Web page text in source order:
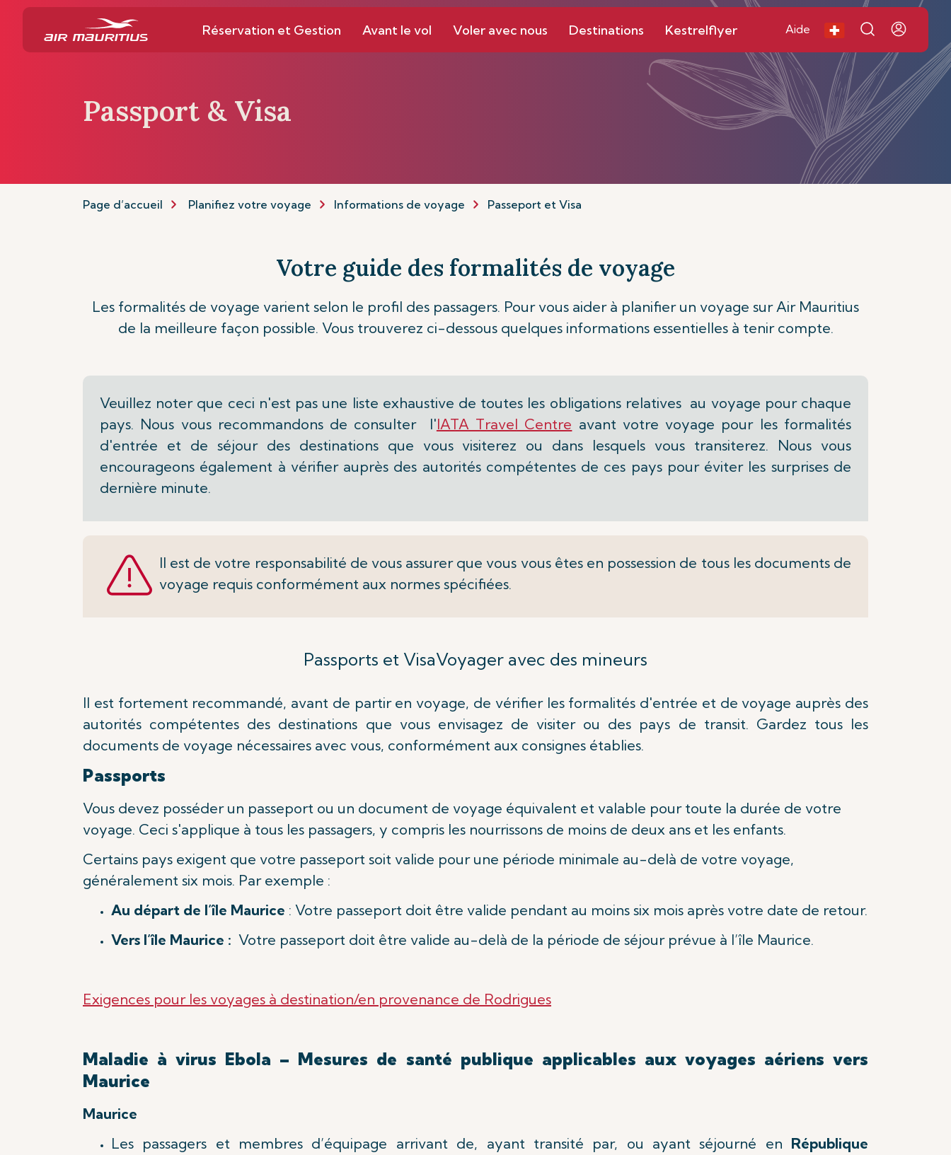
Réservation et Gestion Avant le vol Voler avec nous Destinations Kestrelflyer Aide
Passport & Visa
Page d’accueil Planifiez votre voyage Informations de voyage Passeport et Visa
Votre guide des formalités de voyage
Les formalités de voyage varient selon le profil des passagers. Pour vous aider à planifier un voyage sur Air Mauritius
de la meilleure façon possible. Vous trouverez ci-dessous quelques informations essentielles à tenir compte.
Veuillez noter que ceci n'est pas une liste exhaustive de toutes les obligations relatives au voyage pour chaque
pays. Nous vous recommandons de consulter l'IATA Travel Centre avant votre voyage pour les formalités
d'entrée et de séjour des destinations que vous visiterez ou dans lesquels vous transiterez. Nous vous
encourageons également à vérifier auprès des autorités compétentes de ces pays pour éviter les surprises de
dernière minute.
Il est de votre responsabilité de vous assurer que vous vous êtes en possession de tous les documents de
voyage requis conformément aux normes spécifiées.
Passports et VisaVoyager avec des mineurs
Il est fortement recommandé, avant de partir en voyage, de vérifier les formalités d'entrée et de voyage auprès des
autorités compétentes des destinations que vous envisagez de visiter ou des pays de transit. Gardez tous les
documents de voyage nécessaires avec vous, conformément aux consignes établies.
Passports
Vous devez posséder un passeport ou un document de voyage équivalent et valable pour toute la durée de votre
voyage. Ceci s'applique à tous les passagers, y compris les nourrissons de moins de deux ans et les enfants.
Certains pays exigent que votre passeport soit valide pour une période minimale au-delà de votre voyage,
généralement six mois. Par exemple :
Au départ de l’île Maurice : Votre passeport doit être valide pendant au moins six mois après votre date de retour.
Vers l’île Maurice : Votre passeport doit être valide au-delà de la période de séjour prévue à l’île Maurice.
Exigences pour les voyages à destination/en provenance de Rodrigues
Maladie à virus Ebola – Mesures de santé publique applicables aux voyages aériens vers
Maurice
Maurice
Les passagers et membres d’équipage arrivant de, ayant transité par, ou ayant séjourné en République